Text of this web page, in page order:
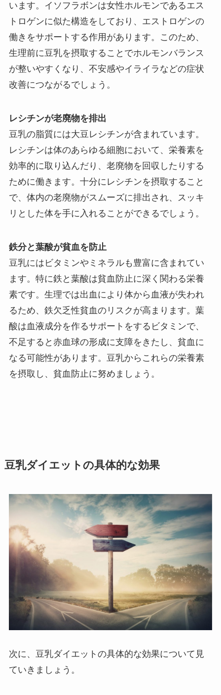
います。イソフラボンは女性ホルモンであるエス
トロゲンに似た構造をしており、エストロゲンの
働きをサポートする作用があります。このため、
生理前に豆乳を摂取することでホルモンバランス
が整いやすくなり、不安感やイライラなどの症状
改善につながるでしょう。
レシチンが老廃物を排出
豆乳の脂質には大豆レシチンが含まれています。
レシチンは体のあらゆる細胞において、栄養素を
効率的に取り込んだり、老廃物を回収したりする
ために働きます。十分にレシチンを摂取すること
で、体内の老廃物がスムーズに排出され、スッキ
リとした体を手に入れることができるでしょう。
鉄分と葉酸が貧血を防止
豆乳にはビタミンやミネラルも豊富に含まれてい
ます。特に鉄と葉酸は貧血防止に深く関わる栄養
素です。生理では出血により体から血液が失われ
るため、鉄欠乏性貧血のリスクが高まります。葉
酸は血液成分を作るサポートをするビタミンで、
不足すると赤血球の形成に支障をきたし、貧血に
なる可能性があります。豆乳からこれらの栄養素
を摂取し、貧血防止に努めましょう。
豆乳ダイエットの具体的な効果
次に、豆乳ダイエットの具体的な効果について見
ていきましょう。